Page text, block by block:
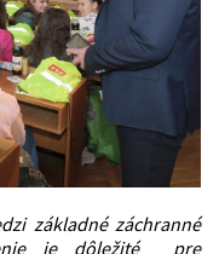
základné záchranné
je dôležité pre